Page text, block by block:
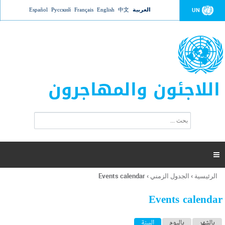
Jump to navigation UN العربية 中文
English
Français
Русский
Español
اللاجئون والمهاجرون
ت
ر
ل
ح
ب

أنت
هنا
الرئيسية › الجدول الزمني ›
Events calendar
Events calendar